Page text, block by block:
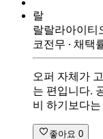
랄
랄랄라아이티
코전무 ∙ 채택
오퍼 자체가
는 편입니다.
비 하기보다
좋아요 0